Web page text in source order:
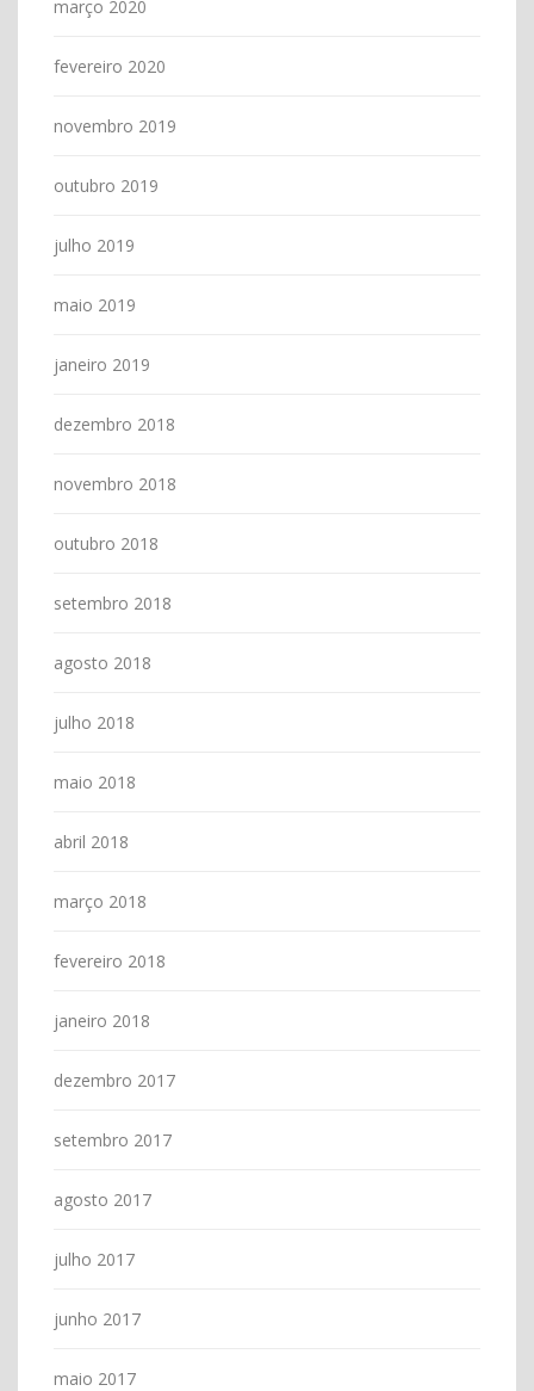
março 2020
fevereiro 2020
novembro 2019
outubro 2019
julho 2019
maio 2019
janeiro 2019
dezembro 2018
novembro 2018
outubro 2018
setembro 2018
agosto 2018
julho 2018
maio 2018
abril 2018
março 2018
fevereiro 2018
janeiro 2018
dezembro 2017
setembro 2017
agosto 2017
julho 2017
junho 2017
maio 2017